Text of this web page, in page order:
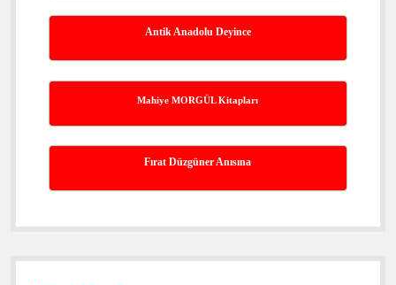
Antik Anadolu Deyince
Mahiye MORGÜL Kitapları
Fırat Düzgüner Anısına